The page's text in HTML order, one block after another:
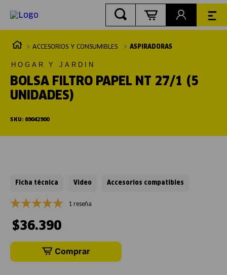
ACCESORIOS Y CONSUMIBLES ASPIRADORAS
HOGAR Y JARDIN
BOLSA FILTRO PAPEL NT 27/1 (5
UNIDADES)
SKU: 69042900
Ficha técnica Video Accesorios compatibles
1 reseña
$36.390
Comprar